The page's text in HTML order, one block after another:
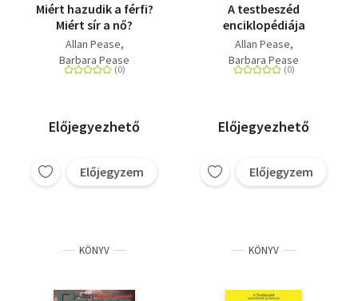
Miért hazudik a férfi?
Miért sír a nő?
Allan Pease
Barbara Pease
Előjegyezhető
Előjegyzem
A testbeszéd
enciklopédiája
Allan Pease
Barbara Pease
Előjegyezhető
Előjegyzem
KÖNYV KÖNYV